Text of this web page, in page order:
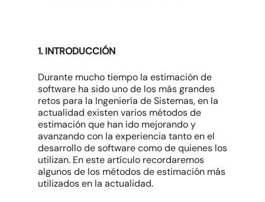
1. INTRODUCCIÓN
Durante mucho tiempo la estimación de
software ha sido uno de los más grandes
retos para la Ingeniería de Sistemas, en la
actualidad existen varios métodos de
estimación que han ido mejorando y
avanzando con la experiencia tanto en el
desarrollo de software como de quienes los
utilizan. En este artículo recordaremos
algunos de los métodos de estimación más
utilizados en la actualidad.